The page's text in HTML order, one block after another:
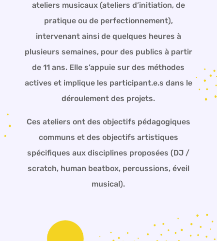
ateliers musicaux (ateliers d’initiation, de
pratique ou de perfectionnement),
intervenant ainsi de quelques heures à
plusieurs semaines, pour des publics à partir
de 11 ans. Elle s’appuie sur des méthodes
actives et implique les participant.e.s dans le
déroulement des projets.
Ces ateliers ont des objectifs pédagogiques
communs et des objectifs artistiques
spécifiques aux disciplines proposées (DJ /
scratch, human beatbox, percussions, éveil
musical).